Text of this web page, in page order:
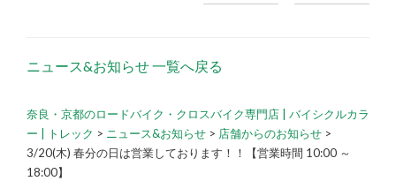
ニュース&お知らせ 一覧へ戻る
奈良・京都のロードバイク・クロスバイク専門店 | バイシクルカラ
ー | トレック > ニュース&お知らせ > 店舗からのお知らせ >
3/20(木) 春分の日は営業しております！！【営業時間 10:00 ～
18:00】